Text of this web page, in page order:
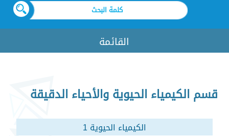
القائمة
قسم الكيمياء الحيوية والأحياء الدقيقة
الكيمياء الحيوية 1